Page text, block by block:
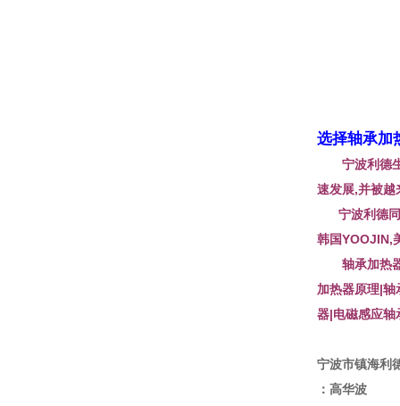
选择轴承加
宁波利德
速发展,并被越
宁波利德同
韩国YOOJIN,
轴承加热器
加热器原理|
器|电磁感应轴
宁波市镇海利
：高华波